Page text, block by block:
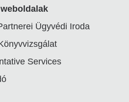
Ügyvédi Iroda
Services